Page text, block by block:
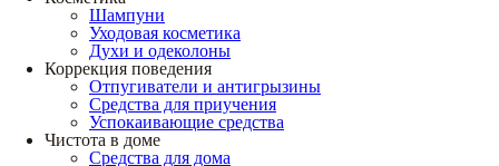
Шампуни
Уходовая косметика
Духи и одеколоны
Коррекция поведения
Отпугиватели и антигрызины
Средства для приучения
Успокаивающие средства
Чистота в доме
Средства для дома